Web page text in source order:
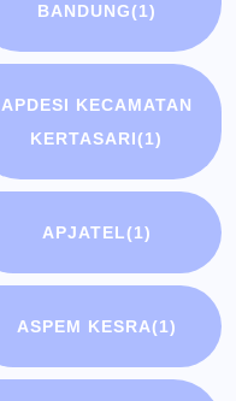
BANDUNG(1)
APDESI KECAMATAN
KERTASARI(1)
APJATEL(1)
ASPEM KESRA(1)